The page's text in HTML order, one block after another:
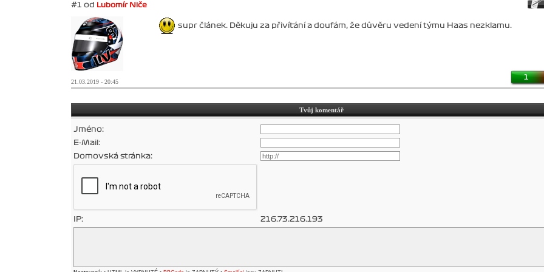
#1 od Lubomír Niče
supr článek. Děkuju za přivítání a doufám, že důvěru vedení týmu Haas nezklamu.
21.03.2019 - 20:45
1
Tvůj komentář
Jméno:
E-Mail:
Domovská stránka:
IP: 216.73.216.193